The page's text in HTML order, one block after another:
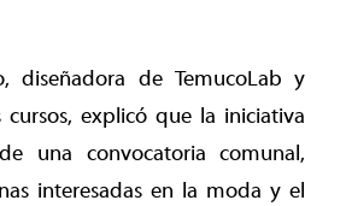
diseñadora de TemucoLab y
cursos, explicó que la iniciativa
una convocatoria comunal,
interesadas en la moda y el